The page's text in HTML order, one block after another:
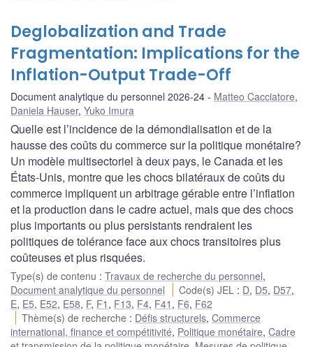
Deglobalization and Trade
Fragmentation: Implications for the
Inflation-Output Trade-Off
Document analytique du personnel 2026-24 Matteo Cacciatore,
Daniela Hauser, Yuko Imura
Quelle est l’incidence de la démondialisation et de la
hausse des coûts du commerce sur la politique monétaire?
Un modèle multisectoriel à deux pays, le Canada et les
États-Unis, montre que les chocs bilatéraux de coûts du
commerce impliquent un arbitrage gérable entre l’inflation
et la production dans le cadre actuel, mais que des chocs
plus importants ou plus persistants rendraient les
politiques de tolérance face aux chocs transitoires plus
coûteuses et plus risquées.
Type(s) de contenu : Travaux de recherche du personnel,
Document analytique du personnel
Code(s) JEL : D, D5, D57,
E, E5, E52, E58, F, F1 , F13, F4, F41 , F6, F62
Thème(s) de recherche : Défis structurels,Commerce
international, finance et compétitivité, Politique monétaire, Cadre